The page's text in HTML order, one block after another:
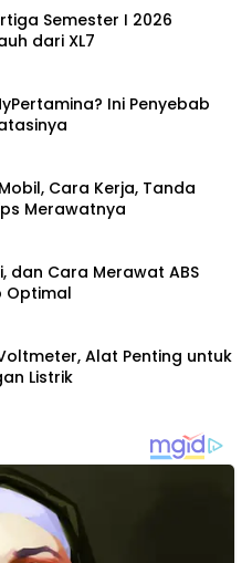
Semester I 2026
dari XL7
Ini Penyebab
Cara Kerja, Tanda
Merawatnya
dan Cara Merawat ABS
Optimal
Alat Penting untuk
Listrik